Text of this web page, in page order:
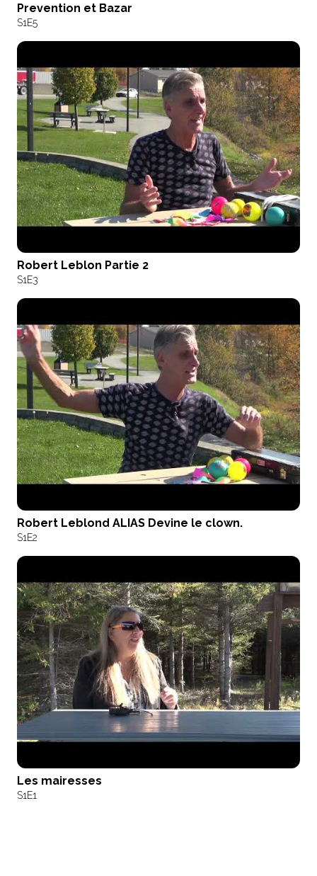
Prevention et Bazar
S1E5
Robert Leblon Partie 2
S1E3
Robert Leblond ALIAS Devine le clown.
S1E2
Les mairesses
S1E1